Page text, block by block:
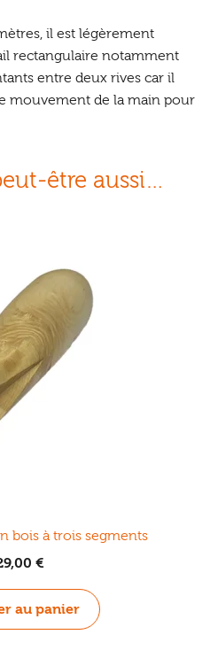
il est légèrement
rectangulaire notamment
entre deux rives car il
mouvement de la main pour
être aussi…
bois à trois segments
€
au panier